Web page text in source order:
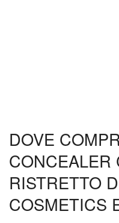
DOVE
CONCEALER
RISTRETTO
COSMETICS